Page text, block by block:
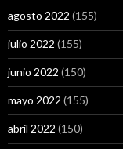
agosto 2022 (155)
julio 2022 (155)
junio 2022 (150)
mayo 2022 (155)
abril 2022 (150)